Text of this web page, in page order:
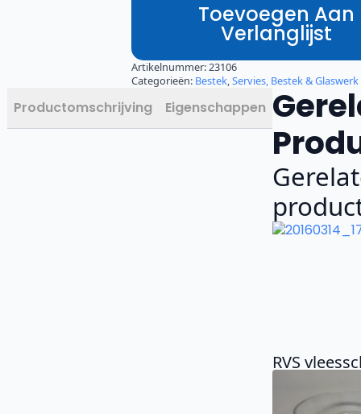
Toevoegen Aan
Verlanglijst
Artikelnummer:23106
Categorieën: Bestek,Servies, Bestek & Glaswerk
Productomschrijving Eigenschappen
RVS